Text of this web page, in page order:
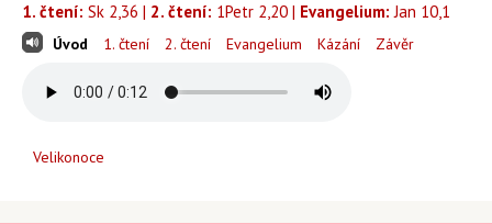
1. čtení: Sk 2,36 | 2. čtení: 1Petr 2,20 | Evangelium: Jan 10,1
Úvod 1. čtení 2. čtení Evangelium Kázání Závěr
Velikonoce